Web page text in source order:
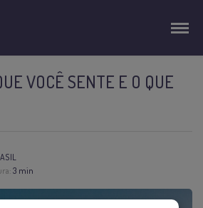
VOCÊ SENTE E O QUE
3 min